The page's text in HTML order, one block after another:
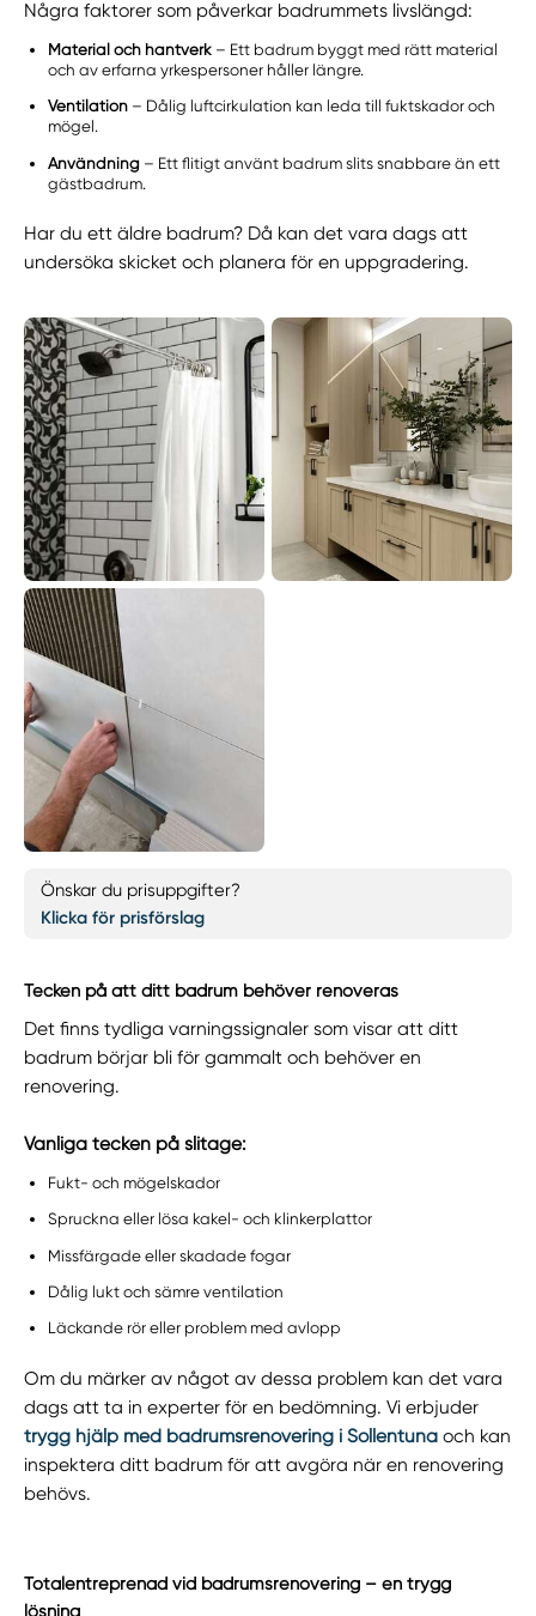
Några faktorer som påverkar badrummets livslängd:
Material och hantverk – Ett badrum byggt med rätt material
och av erfarna yrkespersoner håller längre.
Ventilation – Dålig luftcirkulation kan leda till fuktskador och
mögel.
Användning – Ett flitigt använt badrum slits snabbare än ett
gästbadrum.
Har du ett äldre badrum? Då kan det vara dags att
undersöka skicket och planera för en uppgradering.
Önskar du prisuppgifter?
Klicka för prisförslag
Tecken på att ditt badrum behöver renoveras
Det finns tydliga varningssignaler som visar att ditt
badrum börjar bli för gammalt och behöver en
renovering.
Vanliga tecken på slitage:
Fukt- och mögelskador
Spruckna eller lösa kakel- och klinkerplattor
Missfärgade eller skadade fogar
Dålig lukt och sämre ventilation
Läckande rör eller problem med avlopp
Om du märker av något av dessa problem kan det vara
dags att ta in experter för en bedömning. Vi erbjuder
trygg hjälp med badrumsrenovering i Sollentuna och kan
inspektera ditt badrum för att avgöra när en renovering
behövs.
Totalentreprenad vid badrumsrenovering – en trygg
lösning